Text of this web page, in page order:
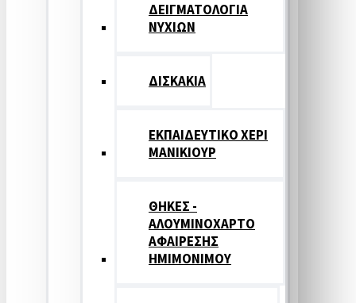
ΔΕΙΓΜΑΤΟΛΟΓΙΑ
ΝΥΧΙΩΝ
ΔΙΣΚΑΚΙΑ
ΕΚΠΑΙΔΕΥΤΙΚΟ ΧΕΡΙ
ΜΑΝΙΚΙΟΥΡ
ΘΗΚΕΣ -
ΑΛΟΥΜΙΝΟΧΑΡΤΟ
ΑΦΑΙΡΕΣΗΣ
ΗΜΙΜΟΝΙΜΟΥ